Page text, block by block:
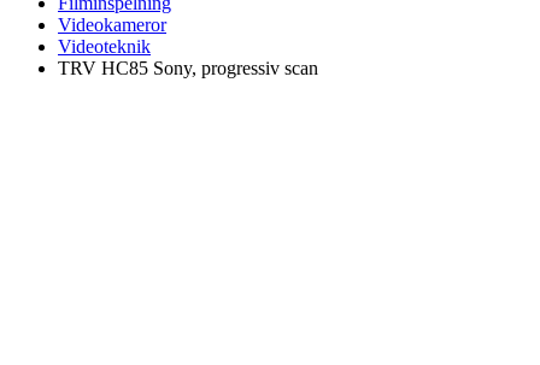
Videokameror
Videoteknik
TRV HC85 Sony, progressiv scan